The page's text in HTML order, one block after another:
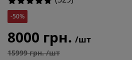
-50%
8000 грн. /шт
15999 грн. /шт